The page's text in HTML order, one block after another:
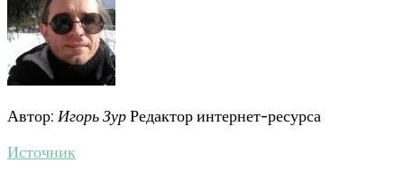
Автор: Игорь ЗурРедактор интернет-ресурса
Источник